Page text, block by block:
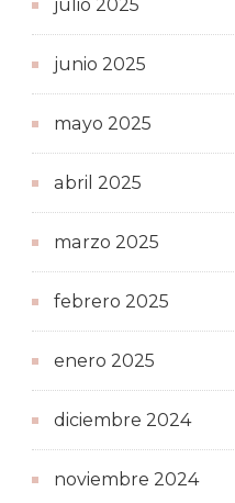
julio 2025
junio 2025
mayo 2025
abril 2025
marzo 2025
febrero 2025
enero 2025
diciembre 2024
noviembre 2024